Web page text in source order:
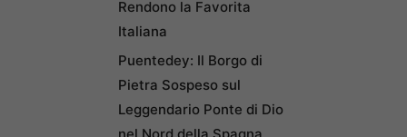
Rendono la Favorita
Italiana
Puentedey: Il Borgo di
Pietra Sospeso sul
Leggendario Ponte di Dio